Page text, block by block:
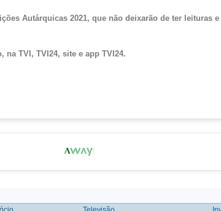
Autárquicas 2021, que não deixarão de ter leituras
na TVI, TVI24, site e appTVI24.